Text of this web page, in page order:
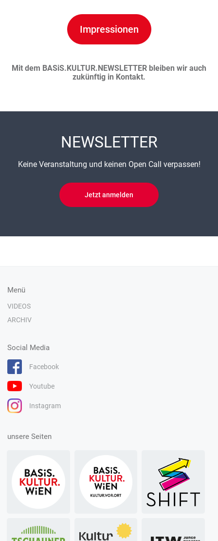
Impressionen
Mit dem BASiS.KULTUR.NEWSLETTER bleiben wir auch
zukünftig in Kontakt.
NEWSLETTER
Keine Veranstaltung und keinen Open Call verpassen!
Jetzt anmelden
Menü
VIDEOS
ARCHIV
Social Media
Facebook
Youtube
Instagram
unsere Seiten